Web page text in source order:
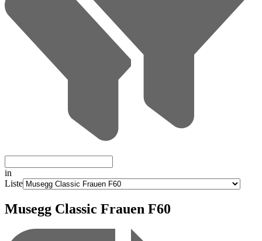
in
Liste
Musegg Classic Frauen F60